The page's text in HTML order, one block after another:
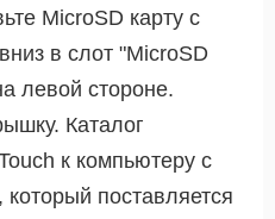
MicroSD карту с
в слот "MicroSD
левой стороне.
Каталог
к компьютеру с
поставляется